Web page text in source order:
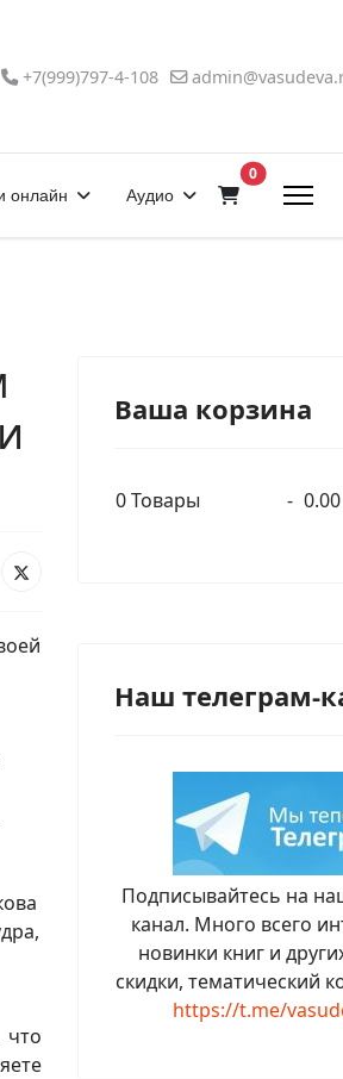
+7(999)797-4-108
онлайн Аудио
0В корзину
что
Ваша корзина
0Товары -
Наш телеграм-
Подписывайтесь на
канал. Много всего
новинки книг и
скидки, тематический
https://t.me/